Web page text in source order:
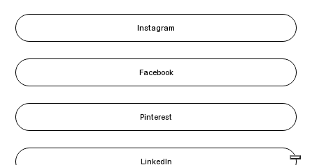
Instagram
Facebook
Pinterest
LinkedIn